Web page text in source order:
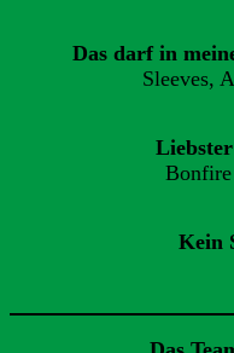
Das darf in
Sleeves,
Kein